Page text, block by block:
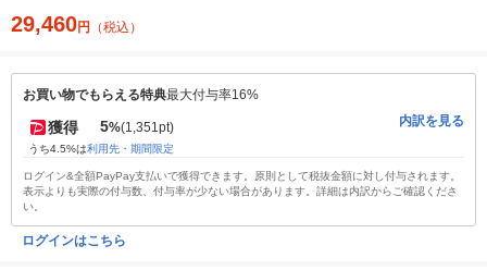
29,460円 （税込）
お買い物でもらえる特典最大付与率16%
獲得 5%(1,351pt)
うち4.5%は利用先・期間限定
内訳を見る
ログイン&全額PayPay支払いで獲得できます。原則として税抜金額に対し付与されます。
表示よりも実際の付与数、付与率が少ない場合があります。詳細は内訳からご確認くださ
い。
ログインはこちら